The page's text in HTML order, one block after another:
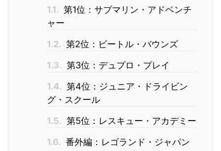
1.1. 第1位：サブマリン・アドベンチ
ャー
1.2. 第2位：ビートル・バウンズ
1.3. 第3位：デュプロ・プレイ
1.4. 第4位：ジュニア・ドライビン
グ・スクール
1.5. 第5位：レスキュー・アカデミー
1.6. 番外編：レゴランド・ジャパン